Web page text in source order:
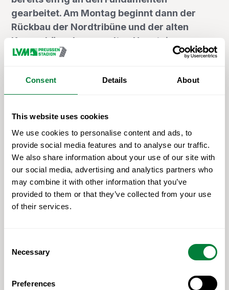
Consent Details About
This website uses cookies
We use cookies to personalise content and ads, to
provide social media features and to analyse our traffic.
We also share information about your use of our site with
our social media, advertising and analytics partners who
may combine it with other information that you’ve
provided to them or that they’ve collected from your use
of their services.
Selection
Necessary
Preferences
gearbeitet. Am Montag beginnt dann der
Rückbau der Nordtribüne und der alten
Kassenhäuschen am alten Haupteingang.
Eckgebäude im Südwesten der wohl
Logen sowie Service- und Businessflächen.
Geplant sind im Erdgeschoss ein Foyer und
Servicebereiche, im ersten Obergeschoss ein
Businessbereich mit VIP-Zone sowie im zweiten
Obergeschoss 21 neue Logen. Der
Businessbereich kann außerhalb der Spieltage
als Veranstaltungsraum genutzt werden und
Stehplätzen zum Saisonstart Anfang August in